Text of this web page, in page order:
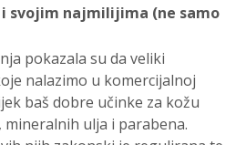
svojim najmilijima (ne samo
pokazala su da veliki
nalazimo u komercijalnoj
baš dobre učinke za kožu
ulja i parabena.